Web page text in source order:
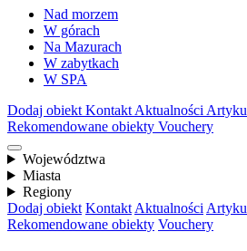
Nad morzem
W górach
Na Mazurach
W zabytkach
W SPA
Dodaj obiekt Kontakt Aktualności
Rekomendowane obiekty Vouchery
Województwa
Miasta
Regiony
Dodaj obiekt Kontakt Aktualności
Rekomendowane obiekty Vouchery